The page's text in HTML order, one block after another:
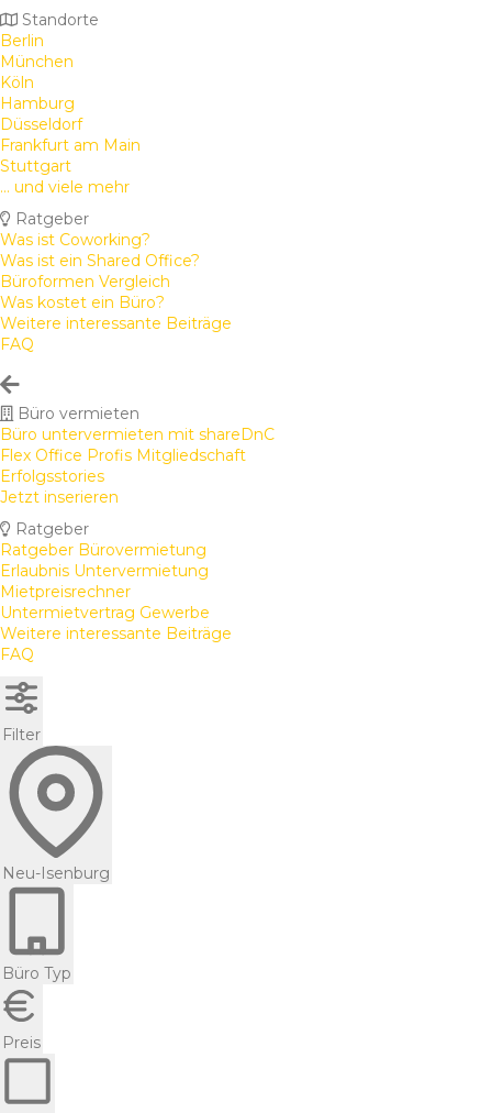
Standorte
Berlin
München
Köln
Hamburg
Düsseldorf
Frankfurt am Main
Stuttgart
... und viele mehr
Ratgeber
Was ist Coworking?
Was ist ein Shared Office?
Büroformen Vergleich
Was kostet ein Büro?
Weitere interessante Beiträge
FAQ
Büro vermieten
Büro untervermieten mit shareDnC
Flex Office Profis Mitgliedschaft
Erfolgsstories
Jetzt inserieren
Ratgeber
Ratgeber Bürovermietung
Erlaubnis Untervermietung
Mietpreisrechner
Untermietvertrag Gewerbe
Weitere interessante Beiträge
FAQ
Filter
Neu-Isenburg
Büro Typ
Preis